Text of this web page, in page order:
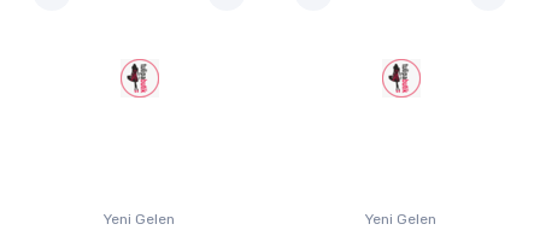
Yeni Gelen Yeni Gelen